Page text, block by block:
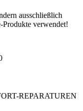
ausschließlich
verwendet!
REPARATUREN